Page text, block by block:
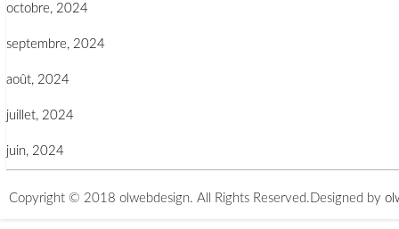
octobre, 2024
septembre, 2024
août, 2024
juillet, 2024
juin, 2024
Copyright © 2018 olwebdesign. All Rights Reserved. Designed by